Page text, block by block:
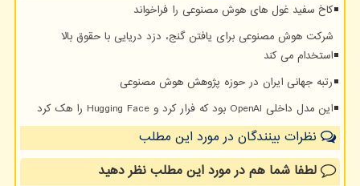
کاخ سفید غول های هوش مصنوعی را فراخواند
شرکت هوش مصنوعی برای یافتن گنج، دزد دریایی با حقوق بالا
استخدام می کند
رتبه جهانی ایران در حوزه پژوهش هوش مصنوعی
این مدل داخلی OpenAI بود که فرار کرد و Hugging Face را هک کرد
نظرات بینندگان در مورد این مطلب
لطفا شما همدر مورد این مطلبنظر دهید